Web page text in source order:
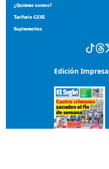
¿Quiénes somos?
Tarifario GESE
Suplementos
Edición Impresa